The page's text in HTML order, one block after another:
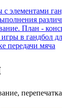
элементами
План -
в гандбол
передачи мяча